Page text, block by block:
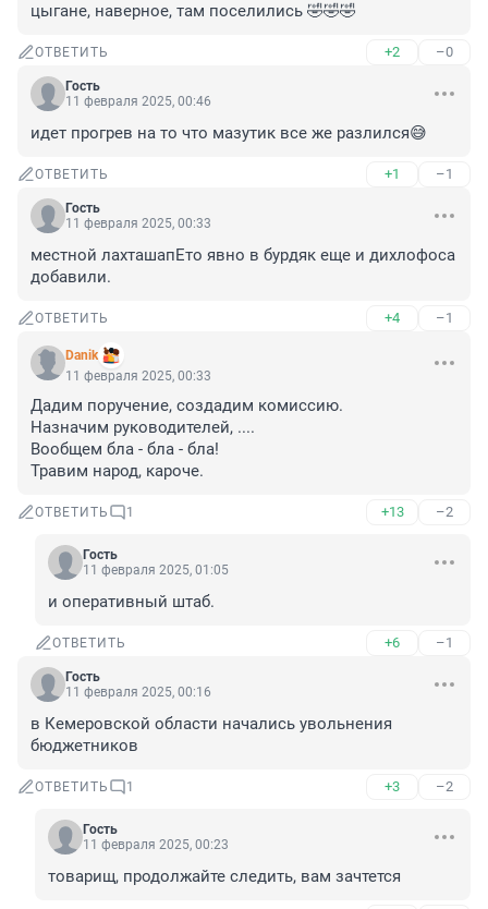
цыгане, наверное, там поселились 🤣🤣🤣
ОТВЕТИТЬ +2 –0
Гость
11 февраля 2025, 00:46
идет прогрев на то что мазутик все же разлился😅
ОТВЕТИТЬ +1 –1
Гость
11 февраля 2025, 00:33
местной лахташапЕто явно в бурдяк еще и дихлофоса
добавили.
ОТВЕТИТЬ +4 –1
Danik
11 февраля 2025, 00:33
Дадим поручение, создадим комиссию.
Назначим руководителей, ....
Вообщем бла - бла - бла!
Травим народ, кароче.
ОТВЕТИТЬ 1 +13 –2
Гость
11 февраля 2025, 01:05
и оперативный штаб.
ОТВЕТИТЬ +6 –1
Гость
11 февраля 2025, 00:16
в Кемеровской области начались увольнения
бюджетников
ОТВЕТИТЬ 1 +3 –2
Гость
11 февраля 2025, 00:23
товарищ, продолжайте следить, вам зачтется